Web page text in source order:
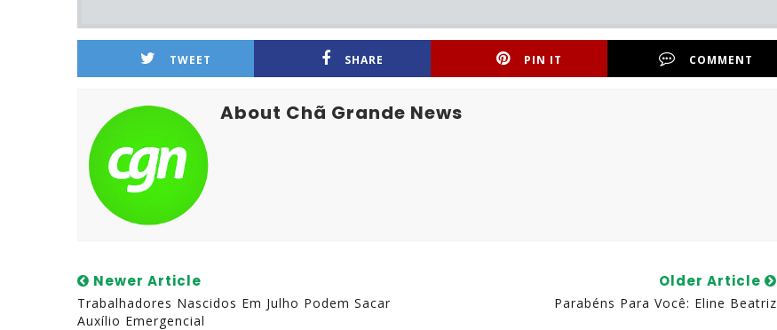
TWEET SHARE PIN IT COMMENT
About Chã Grande News
Newer Article
Trabalhadores Nascidos Em Julho Podem Sacar
Auxílio Emergencial
Older Article
Parabéns Para Você: Eline Beatriz